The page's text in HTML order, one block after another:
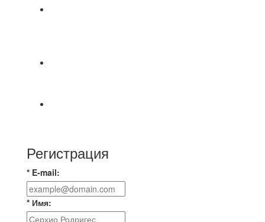
Регистрация
* E-mail:
* Имя: